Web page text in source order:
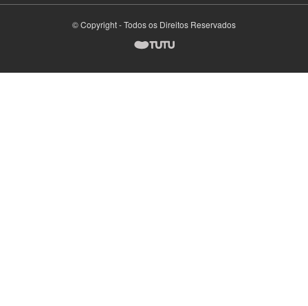
© Copyright - Todos os Direitos Reservados